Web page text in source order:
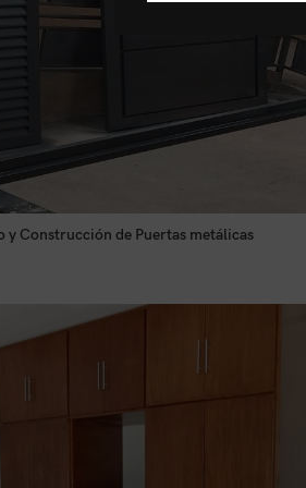
LEER MÁS
y Construcción de Puertas metálicas